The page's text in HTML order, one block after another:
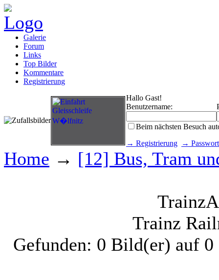
Galerie
Forum
Links
Top Bilder
Kommentare
Registrierung
Hallo Gast!
Benutzername:
Beim nächsten Besuch
→ Registrierung
→
Home → [12] Bus, Tram
Trainz
Trainz
Gefunden: 0 Bild(er) auf